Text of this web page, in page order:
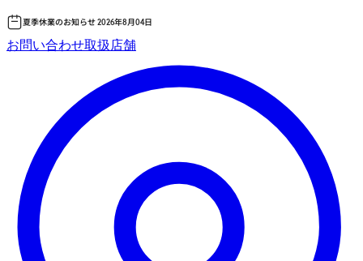
ン
ス
キッ
夏季休業のお知らせ 2026年8月04日
お問い合わせ取扱店舗